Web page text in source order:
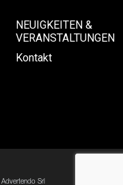
NEUIGKEITEN &
VERANSTALTUNGEN
Kontakt
Advertendo Srl